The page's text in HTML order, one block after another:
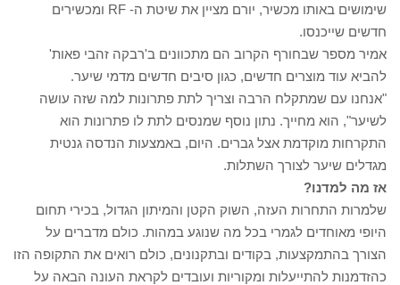
שימושים באותו מכשיר, יורם מציין את שיטת ה- RF ומכשירים
חדשים שייכנסו.
אמיר מספר שבחורף הקרוב הם מתכוונים ב'רבקה זהבי פאות'
להביא עוד מוצרים חדשים, כגון סיבים חדשים מדמי שיער.
"אנחנו עם שמתקלח הרבה וצריך לתת פתרונות למה שזה עושה
לשיער", הוא מחייך. נתון נוסף שמנסים לתת לו פתרונות הוא
התקרחות מוקדמת אצל גברים. היום, באמצעות הנדסה גנטית
מגדלים שיער לצורך השתלות.
אז מה למדנו?
שלמרות התחרות העזה, השוק הקטן והמיתון הגדול, בכירי תחום
היופי מאוחדים לגמרי בכל מה שנוגע במהות. כולם מדברים על
הצורך בהתמקצעות, בקודים ובתקנונים, כולם רואים את התקופה הזו
כהזדמנות להתייעלות ומקוריות ועובדים לקראת העונה הבאה על